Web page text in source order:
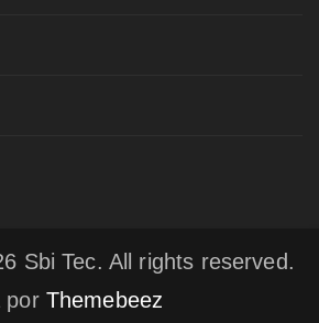
Sbi Tec. All rights reserved.
por Themebeez